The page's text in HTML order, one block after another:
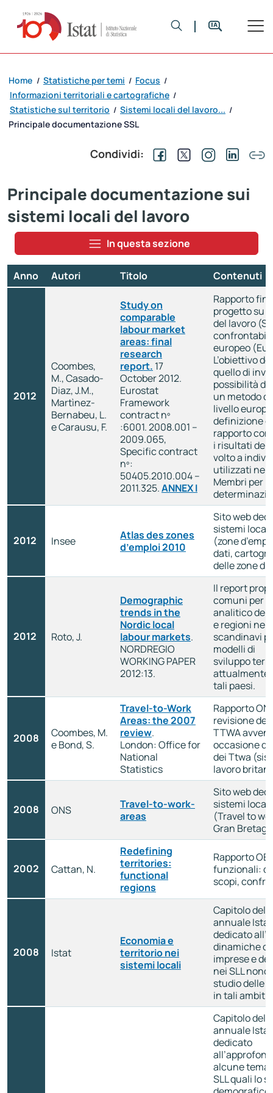
Home / Statistiche per temi / Focus /
Informazioni territoriali e cartografiche /
Statistiche sul territorio / Sistemi locali del lavoro... /
Principale documentazione SSL
Condividi:
Principale documentazione sui
sistemi locali del lavoro
In questa sezione
Anno Autori Titolo Contenuti
2012
Coombes,
M., Casado-
Diaz, J.M.,
Martìnez-
Bernabeu, L.
e Carausu, F.
Study on
comparable
labour market
areas: final
research
report. 17
October 2012.
Eurostat
Framework
contract nº
:6001. 2008.001 –
2009.065,
Specific contract
nº:
50405.2010.004 –
2011.325.ANNEX I
Rapporto
progetto su
del lavoro
confrontabili
europeo
L’obiettivo
quello di
possibilità di
un metodo
livello
definizione
rapporto
i risultati del
volto a
utilizzati nei
Membri per la
2012 Insee
Atlas des zones
d’emploi 2010
Sito web
sistemi
(zone
dati,
delle zone
2012 Roto, J.
Demographic
trends in the
Nordic local
labour markets.
NORDREGIO
WORKING PAPER
2012:13.
Il report
comuni per
analitico
e regioni nei
scandinavi
modelli di
sviluppo
attualmente
tali paesi.
2008
Coombes, M.
e Bond, S.
Travel-to-Work
Areas: the 2007
review.
London: Office for
National
Statistics
Rapporto
revisione
TTWA
occasione
dei Ttwa
lavoro
2008 ONS
Travel-to-work-
areas
Sito web
sistemi
(Travel to
Gran
2002 Cattan, N.
Redefining
territories:
functional
regions
Rapporto
funzionali:
scopi,
2008 Istat
Economia e
territorio nei
sistemi locali
Capitolo del
annuale
dedicato
dinamiche
imprese e
nei SLL
studio delle
in tali ambiti
Capitolo del
annuale
dedicato
alcune
SLL quali lo